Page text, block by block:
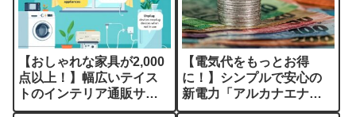
【おしゃれな家具が2,000
点以上！】幅広いテイス
トのインテリア通販サイ
ト
【電気代をもっとお得
に！】シンプルで安心の
新電力「アルカナエナジ
ー」で賢く節約✨